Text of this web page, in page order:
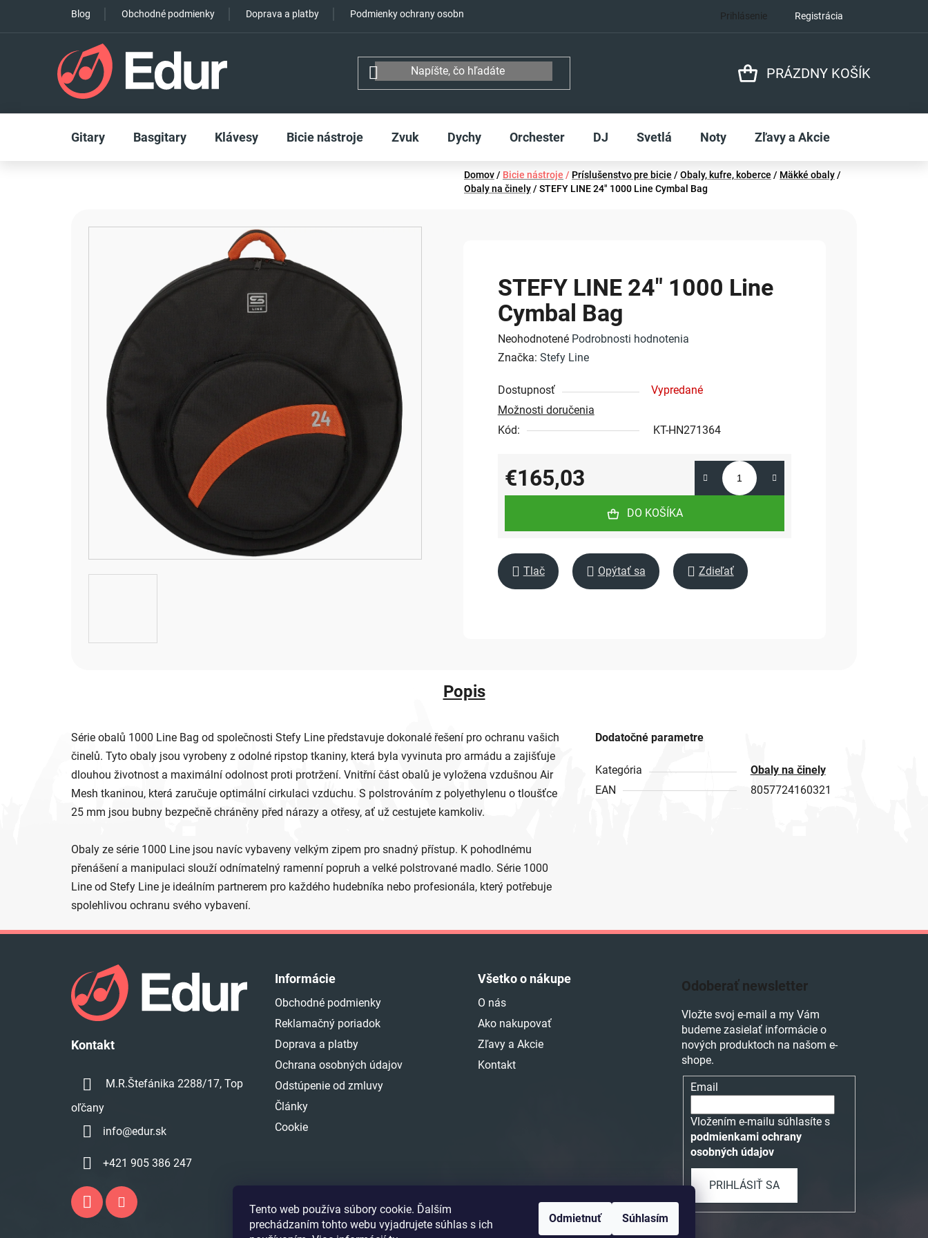
Tento web používa súbory cookie. Ďalším
prechádzaním tohto webu vyjadrujete súhlas s ich
Odmietnuť Súhlasím
obsah
Blog Obchodné podmienky Doprava a platby Podmienky ochrany osobných údajov Prihlásenie Registrácia
PRÁZDNY KOŠÍK
Gitary Basgitary Klávesy Bicie nástroje Zvuk Dychy Orchester DJ Svetlá Noty Zľavy a Akcie
Domov/ Bicie nástroje / Príslušenstvo pre bicie /Obaly, kufre, koberce / Mäkké obaly/
Obaly na činely/ STEFY LINE 24" 1000 Line Cymbal Bag
STEFY LINE 24" 1000 Line
Cymbal Bag
Priemerné
hodnotenie
je
0,0
z
hviezdičiek.
Neohodnotené Podrobnosti hodnotenia
Značka: Stefy Line
Dostupnosť
Vypredané
Možnosti doručenia
Kód:
KT-HN271364
€165,03
Jednotková cena:
DO KOŠÍKA
Tlač Opýtať sa Zdieľať
Popis
Série obalů 1000 Line Bag od společnosti Stefy Line představuje dokonalé řešení pro ochranu vašich
činelů. Tyto obaly jsou vyrobeny z odolné ripstop tkaniny, která byla vyvinuta pro armádu a zajišťuje
dlouhou životnost a maximální odolnost proti protržení. Vnitřní část obalů je vyložena vzdušnou Air
Mesh tkaninou, která zaručuje optimální cirkulaci vzduchu. S polstrováním z polyethylenu o tloušťce
25 mm jsou bubny bezpečně chráněny před nárazy a otřesy, ať už cestujete kamkoliv.
Obaly ze série 1000 Line jsou navíc vybaveny velkým zipem pro snadný přístup. K pohodlnému
přenášení a manipulaci slouží odnímatelný ramenní popruh a velké polstrované madlo. Série 1000
Line od Stefy Line je ideálním partnerem pro každého hudebníka nebo profesionála, který potřebuje
spolehlivou ochranu svého vybavení.
Dodatočné parametre
Kategória
Obaly na činely
EAN
8057724160321
Kontakt
M.R.Štefánika 2288/17, Top
oľčany
info@edur.sk
+421 905 386 247
Informácie
Obchodné podmienky
Reklamačný poriadok
Doprava a platby
Ochrana osobných údajov
Odstúpenie od zmluvy
Články
Cookie
Všetko o nákupe
O nás
Ako nakupovať
Zľavy a Akcie
Kontakt
Odoberať newsletter
Vložte svoj e-mail a my Vám
budeme zasielať informácie o
nových produktoch na našom e-
shope.
Email
Vložením e-mailu súhlasíte s
podmienkami ochrany
osobných údajov
PRIHLÁSIŤ SA